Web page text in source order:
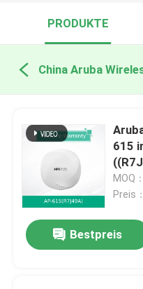
PRODUKTE
China Aruba
615
MOQ
Preis
Bestpreis